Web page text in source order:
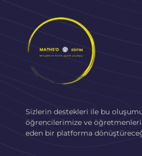
Sizlerin destekleri ile bu
öğrencilerimize ve
eden bir platforma